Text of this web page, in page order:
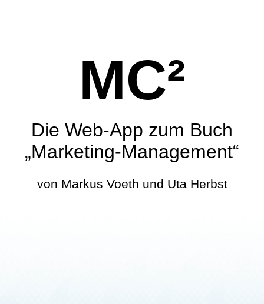
MC²
Die Web-App zum Buch
„Marketing-Management“
von Markus Voeth und Uta Herbst